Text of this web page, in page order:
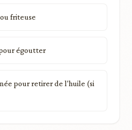
friteuse
égoutter
pour retirer de l'huile (si